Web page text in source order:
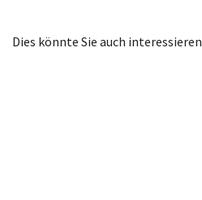
Dies könnte Sie auch interessieren